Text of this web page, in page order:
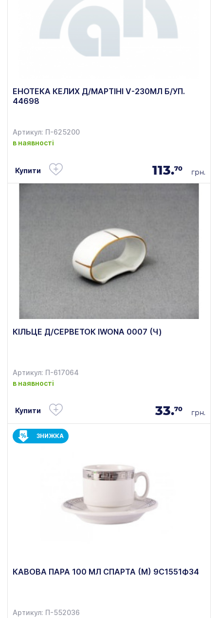
ЕНОТЕКА КЕЛИХ Д/МАРТІНІ V-230МЛ Б/УП.
44698
Артикул: П-625200
в наявності
Купити 113.70 грн.
КІЛЬЦЕ Д/СЕРВЕТОК IWONA 0007 (Ч)
Артикул: П-617064
в наявності
Купити 33.70 грн.
ЗНИЖКА
КАВОВА ПАРА 100 МЛ СПАРТА (М) 9С1551Ф34
Артикул: П-552036